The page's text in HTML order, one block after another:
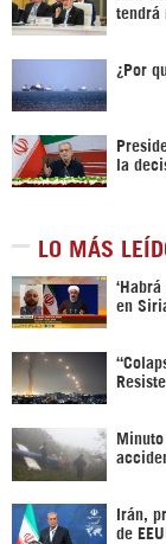
tendrá
¿Por
la
LO MÁS
en
Irán,
de